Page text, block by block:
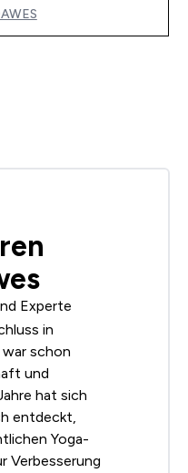
Experte
in
war schon
und
hat sich
entdeckt,
Yoga-
Verbesserung